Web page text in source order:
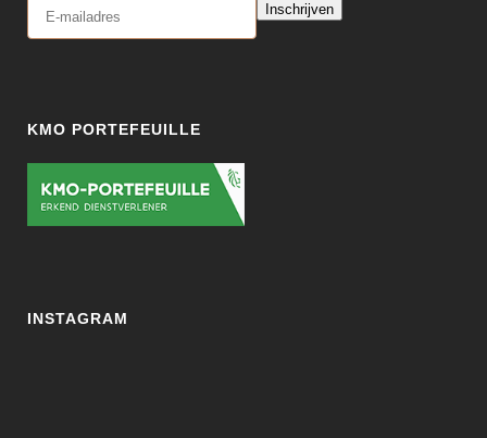
Inschrijven
KMO PORTEFEUILLE
INSTAGRAM